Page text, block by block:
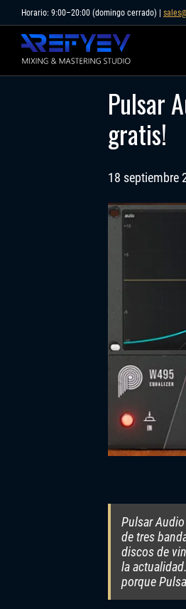
to
content
Horario: 9:00–20:00 (domingo cerrado) |
Pulsar
gratis!
18 septiembre
Pulsar
de tres
discos de
la
porque